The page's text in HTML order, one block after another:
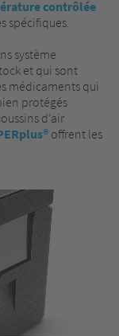
contrôlée
spécifiques.
système
et qui sont
médicaments qui
protégés
d’air
offrent les